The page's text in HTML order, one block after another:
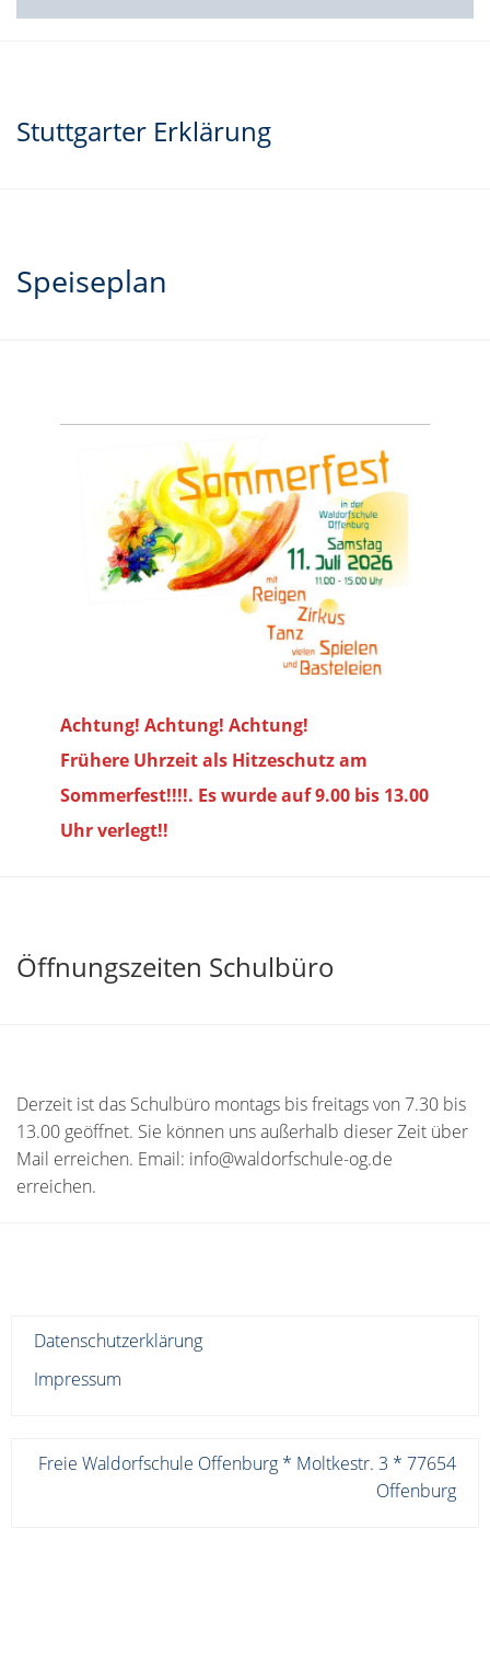
Stuttgarter Erklärung
Speiseplan
Achtung! Achtung! Achtung!
Frühere Uhrzeit als Hitzeschutz am
Sommerfest!!!!. Es wurde auf 9.00 bis 13.00
Uhr verlegt!!
Öffnungszeiten Schulbüro
Derzeit ist das Schulbüro montags bis freitags von 7.30 bis
13.00 geöffnet. Sie können uns außerhalb dieser Zeit über
Mail erreichen. Email: info@waldorfschule-og.de
erreichen.
Datenschutzerklärung
Impressum
Freie Waldorfschule Offenburg * Moltkestr. 3 * 77654
Offenburg